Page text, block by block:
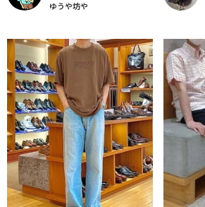
ゆうや坊や